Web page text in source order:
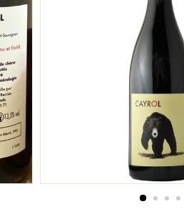
門
店
マ
ヴ
ィ